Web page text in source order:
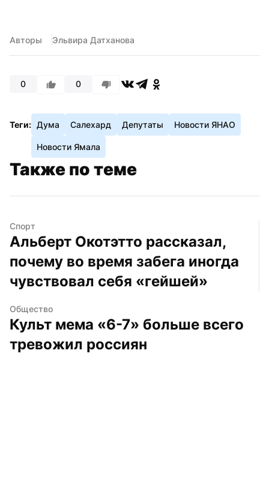
Авторы Эльвира Датханова
0 0
Теги: Дума Салехард Депутаты Новости ЯНАО
Новости Ямала
Также по теме
Спорт
Альберт Окотэтто рассказал,
почему во время забега иногда
чувствовал себя «гейшей»
Общество
Культ мема «6-7» больше всего
тревожил россиян